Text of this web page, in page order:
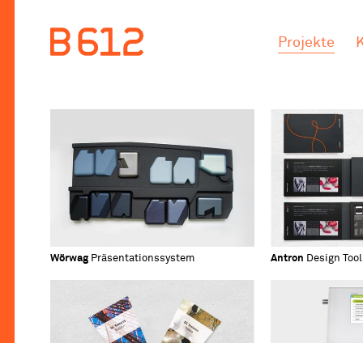
Projekte
Wörwag Präsentationssystem Antron Design